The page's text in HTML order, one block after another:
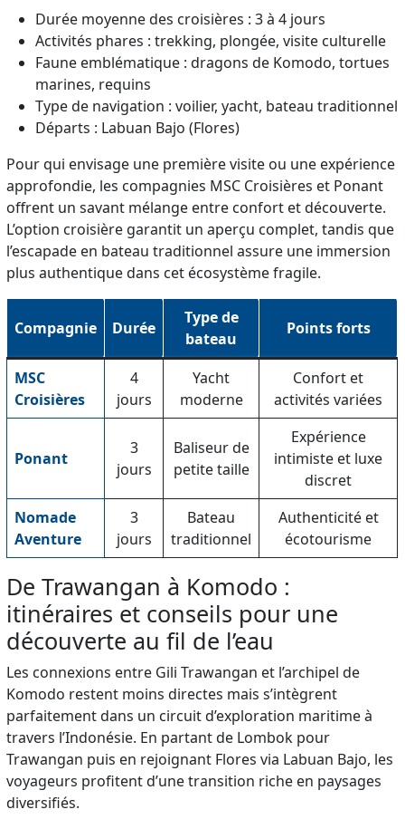
Durée moyenne des croisières : 3 à 4 jours
Activités phares : trekking, plongée, visite culturelle
Faune emblématique : dragons de Komodo, tortues
marines, requins
Type de navigation : voilier, yacht, bateau traditionnel
Départs : Labuan Bajo (Flores)
Pour qui envisage une première visite ou une expérience
approfondie, les compagnies MSC Croisières et Ponant
offrent un savant mélange entre confort et découverte.
L’option croisière garantit un aperçu complet, tandis que
l’escapade en bateau traditionnel assure une immersion
plus authentique dans cet écosystème fragile.
Compagnie Durée
Type de
bateau
Points forts
MSC
Croisières
4
jours
Yacht
moderne
Confort et
activités variées
Ponant
3
jours
Baliseur de
petite taille
Expérience
intimiste et luxe
discret
Nomade
Aventure
3
jours
Bateau
traditionnel
Authenticité et
écotourisme
De Trawangan à Komodo :
itinéraires et conseils pour une
découverte au fil de l’eau
Les connexions entre Gili Trawangan et l’archipel de
Komodo restent moins directes mais s’intègrent
parfaitement dans un circuit d’exploration maritime à
travers l’Indonésie. En partant de Lombok pour
Trawangan puis en rejoignant Flores via Labuan Bajo, les
voyageurs profitent d’une transition riche en paysages
diversifiés.